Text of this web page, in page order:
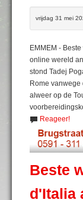
vrijdag 31 mei
EMMEM -
online wereld
stond Tadej
Rome vanwege
alweer op de
Reageer!
Beste
d'Italia